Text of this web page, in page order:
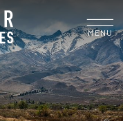
MENU